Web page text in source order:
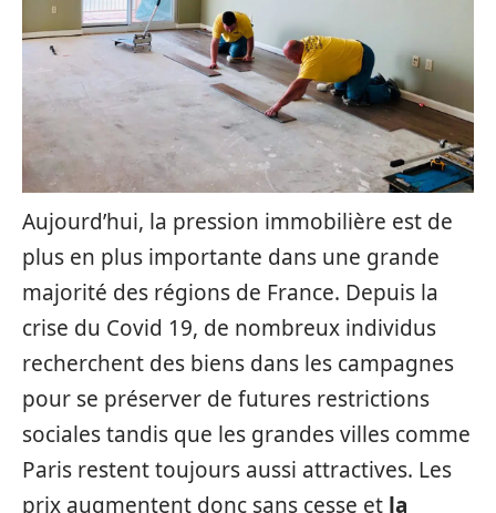
Aujourd’hui, la pression immobilière est de
plus en plus importante dans une grande
majorité des régions de France. Depuis la
crise du Covid 19, de nombreux individus
recherchent des biens dans les campagnes
pour se préserver de futures restrictions
sociales tandis que les grandes villes comme
Paris restent toujours aussi attractives. Les
prix augmentent donc sans cesse et la